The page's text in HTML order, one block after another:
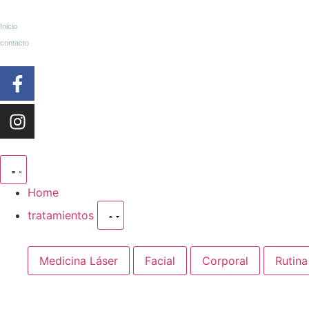
Inicio
contacto
Home
tratamientos
Medicina Láser Facial Corporal